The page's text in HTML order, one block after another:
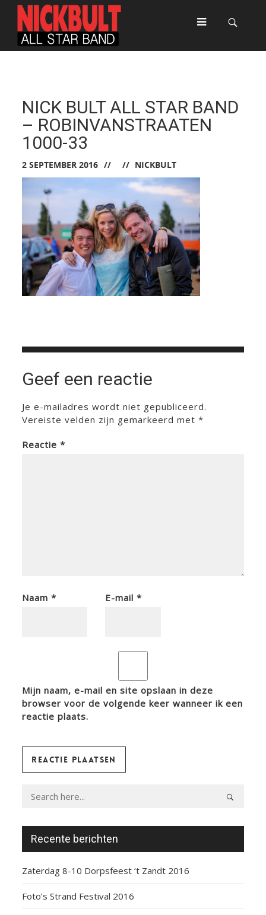
NICK BULT ALL STAR BAND
– ROBINVANSTRAATEN
1000-33
2 SEPTEMBER 2016 NICKBULT
Geef een reactie
Je e-mailadres wordt niet gepubliceerd.
Vereiste velden zijn gemarkeerd met*
Reactie*
Naam* E-mail *
Mijn naam, e-mail en site opslaan in deze
browser voor de volgende keer wanneer ik een
reactie plaats.
Recente berichten
Zaterdag 8-10 Dorpsfeest ‘t Zandt 2016
Foto’s Strand Festival 2016